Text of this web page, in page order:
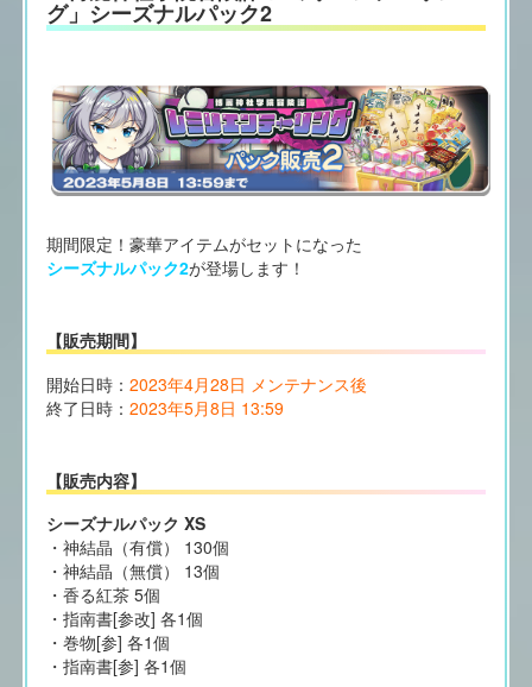
グ」シーズナルパック2
期間限定！豪華アイテムがセットになった
シーズナルパック2が登場します！
【販売期間】
開始日時： 2023年4月28日 メンテナンス後
終了日時： 2023年5月8日 13:59
【販売内容】
シーズナルパック XS
・神結晶（有償） 130個
・神結晶（無償） 13個
・香る紅茶 5個
・指南書[参改] 各1個
・巻物[参] 各1個
・指南書[参] 各1個